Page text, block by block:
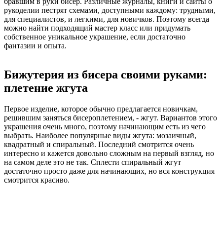
рукоделии пестрят схемами, доступными каждому: трудными,
для специалистов, и легкими, для новичков. Поэтому всегда
можно найти подходящий мастер класс или придумать
собственное уникальное украшение, если достаточно
фантазии и опыта.
Бижутерия из бисера своими руками:
плетение жгута
Первое изделие, которое обычно предлагается новичкам,
решившим заняться бисероплетением, - жгут. Вариантов этого
украшения очень много, поэтому начинающим есть из чего
выбрать. Наиболее популярные виды жгута: мозаичный,
квадратный и спиральный. Последний смотрится очень
интересно и кажется довольно сложным на первый взгляд, но
на самом деле это не так. Сплести спиральный жгут
достаточно просто даже для начинающих, но вся конструкция
смотрится красиво.